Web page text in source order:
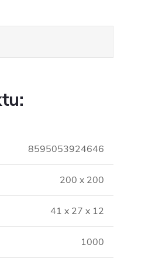
8595053924646
200 x 200
41 x 27 x 12
1000